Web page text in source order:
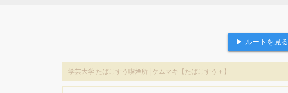
▶ ルートを見る
学芸大学 たばこすう喫煙所│ケムマキ【たばこすう＋】